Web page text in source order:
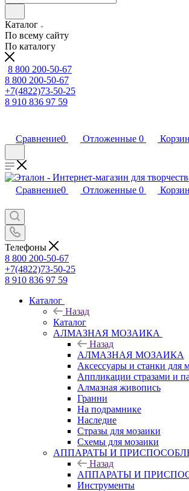
Каталог
По всему сайту
По каталогу
8 800 200-50-67
8 800 200-50-67
+7(4822)73-50-25
8 910 836 97 59
Сравнение0 Отложенные 0
Сравнение0 Отложенные 0
Телефоны
8 800 200-50-67
+7(4822)73-50-25
8 910 836 97 59
Каталог
Назад
Каталог
АЛМАЗНАЯ МОЗАИКА
Назад
АЛМАЗНАЯ МОЗАИКА
Аксессуары и станки для
Аппликации стразами и
Алмазная живопись
Гранни
На подрамнике
Наследие
Стразы для мозаики
Схемы для мозаики
АППАРАТЫ И
Назад
АППАРАТЫ И
Инструменты